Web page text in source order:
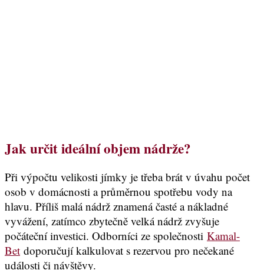
Jak určit ideální objem nádrže?
Při výpočtu velikosti jímky je třeba brát v úvahu počet
osob v domácnosti a průměrnou spotřebu vody na
hlavu. Příliš malá nádrž znamená časté a nákladné
vyvážení, zatímco zbytečně velká nádrž zvyšuje
počáteční investici. Odborníci ze společnosti Kamal-
Bet doporučují kalkulovat s rezervou pro nečekané
události či návštěvy.